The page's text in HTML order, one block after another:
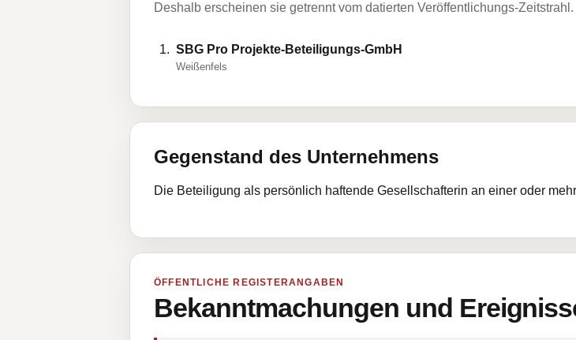
Deshalb erscheinen sie getrennt vom datierten Veröffentlichungs-Zeitstrahl.
SBG Pro Projekte-Beteiligungs-GmbH
Weißenfels
Gegenstand des Unternehmens
Die Beteiligung als persönlich haftende Gesellschafterin an einer oder
ÖFFENTLICHE REGISTERANGABEN
Bekanntmachungen und